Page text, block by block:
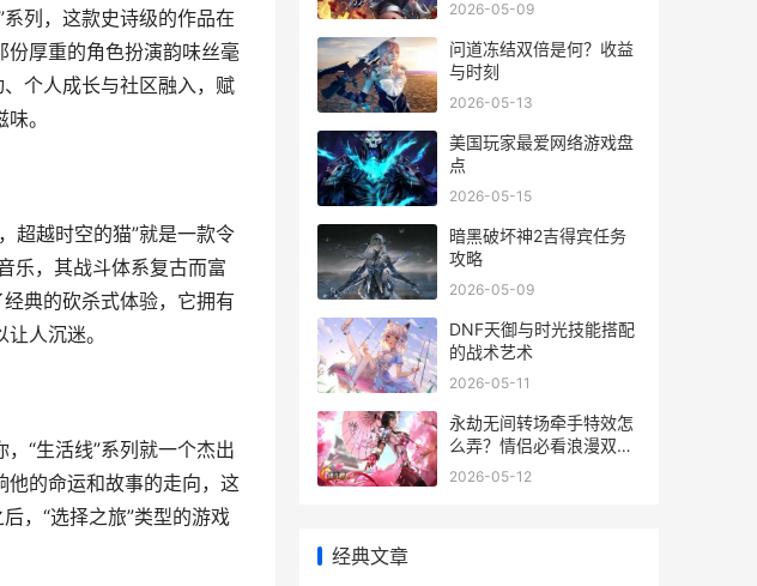
列，这款史诗级的作品在
份厚重的角色扮演韵味丝毫
个人成长与社区融入，赋
。
超越时空的猫”就是一款令
乐，其战斗体系复古而富
典的砍杀式体验，它拥有
人沉迷。
“生活线”系列就一个杰出
的命运和故事的走向，这
，“选择之旅”类型的游戏
2026-05-09
问道冻结双倍是何？收益
与时刻
2026-05-13
美国玩家最爱网络游戏盘
点
2026-05-15
暗黑破坏神2吉得宾任务
攻略
2026-05-09
DNF天御与时光技能搭配
的战术艺术
2026-05-11
永劫无间转场牵手特效怎
么弄？情侣必看浪漫双排
指南
2026-05-12
经典文章